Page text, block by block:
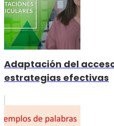
Adaptación del
estrategias efectivas